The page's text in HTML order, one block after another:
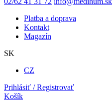
Platba a doprava
Kontakt
Magazín
SK
CZ
Prihlásiť / Registrovať
Košík